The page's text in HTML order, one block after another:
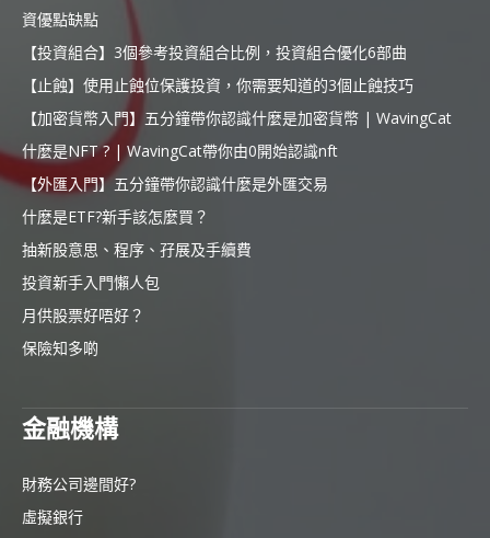
資優點缺點
【投資組合】3個參考投資組合比例，投資組合優化6部曲
【止蝕】使用止蝕位保護投資，你需要知道的3個止蝕技巧
【加密貨幣入門】五分鐘帶你認識什麼是加密貨幣 | WavingCat
什麼是NFT ? | WavingCat帶你由0開始認識nft
【外匯入門】五分鐘帶你認識什麼是外匯交易
什麼是ETF?新手該怎麼買？
抽新股意思、程序、孖展及手續費
投資新手入門懶人包
月供股票好唔好？
保險知多啲
金融機構
財務公司邊間好?
虛擬銀行